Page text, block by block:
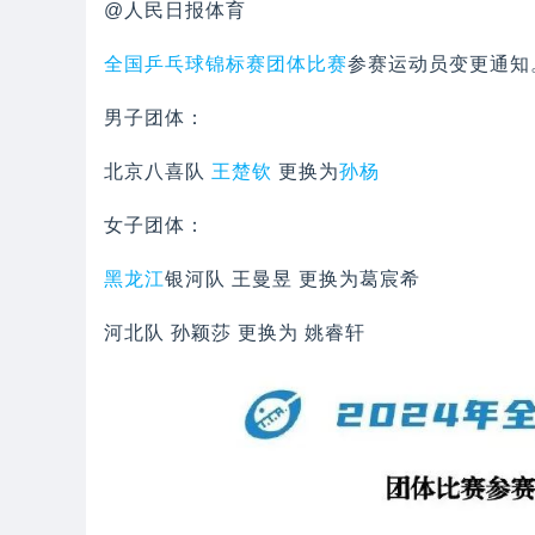
@人民日报体育
全国乒乓球锦标赛 团体比赛参赛运动员变更通知
男子团体：
北京八喜队 王楚钦 更换为孙杨
女子团体：
黑龙江银河队 王曼昱 更换为葛宸希
河北队 孙颖莎 更换为 姚睿轩